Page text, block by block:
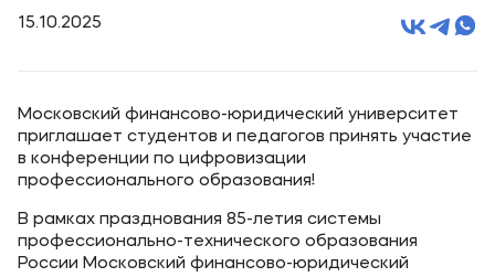
15.10.2025
Московский финансово-юридический университет
приглашает студентов и педагогов принять участие
в конференции по цифровизации
профессионального образования!
В рамках празднования 85-летия системы
профессионально-технического образования
России Московский финансово-юридический